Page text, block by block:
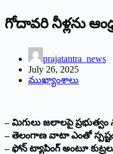
గోదావ‌రి నీళ్ల‌ను
prajatantra_news
July 26, 2025
ముఖ్యాంశాలు
– మిగులు జ‌లాల‌పై
– తెలంగాణ వాటా ఎంతో
– ఫోన్ ట్యాపింగ్ అంటూ